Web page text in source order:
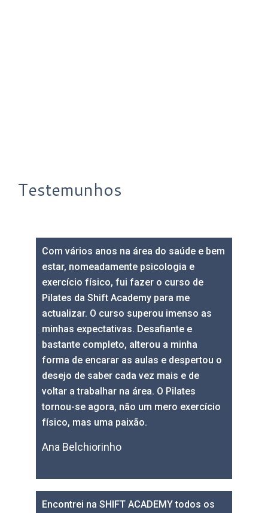
Testemunhos
Com vários anos na área do saúde e bem
estar, nomeadamente psicologia e
exercício físico, fui fazer o curso de
Pilates da Shift Academy para me
actualizar. O curso superou imenso as
minhas expectativas. Desafiante e
bastante completo, alterou a minha
forma de encarar as aulas e despertou o
desejo de saber cada vez mais e de
voltar a trabalhar na área. O Pilates
tornou-se agora, não um mero exercício
físico, mas uma paixão.
Ana Belchiorinho
Encontrei na SHIFT ACADEMY todos os